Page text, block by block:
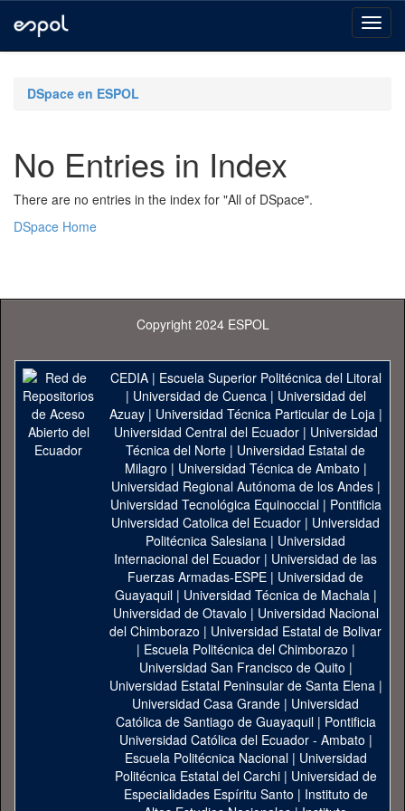
navigationDSpace en ESPOL
No Entries in Index
There are no entries in the index for "All of DSpace".
DSpace Home
Copyright 2024 ESPOL
CEDIA| Escuela Superior Politécnica del Litoral
| Universidad de Cuenca| Universidad del
Azuay| Universidad Técnica Particular de Loja|
Universidad Central del Ecuador| Universidad
Técnica del Norte | Universidad Estatal de
Milagro | Universidad Técnica de Ambato |
Universidad Regional Autónoma de los Andes|
Universidad Tecnológica Equinoccial| Pontificia
Universidad Catolica del Ecuador | Universidad
Politécnica Salesiana | Universidad
Internacional del Ecuador | Universidad de las
Fuerzas Armadas-ESPE | Universidad de
Guayaquil| Universidad Técnica de Machala|
Universidad de Otavalo | Universidad Nacional
del Chimborazo | Universidad Estatal de Bolivar
| Escuela Politécnica del Chimborazo |
Universidad San Francisco de Quito |
Universidad Estatal Peninsular de Santa Elena|
Universidad Casa Grande | Universidad
Católica de Santiago de Guayaquil| Pontificia
Universidad Católica del Ecuador - Ambato |
Escuela Politécnica Nacional| Universidad
Politécnica Estatal del Carchi| Universidad de
Especialidades Espíritu Santo | Instituto de